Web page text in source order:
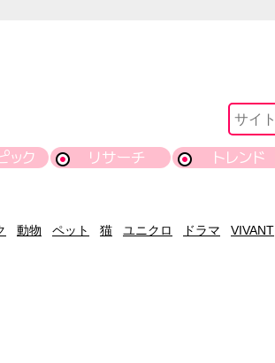
ック リサーチ トレンド
動物 ペット 猫 ユニクロ ドラマ VIVANT